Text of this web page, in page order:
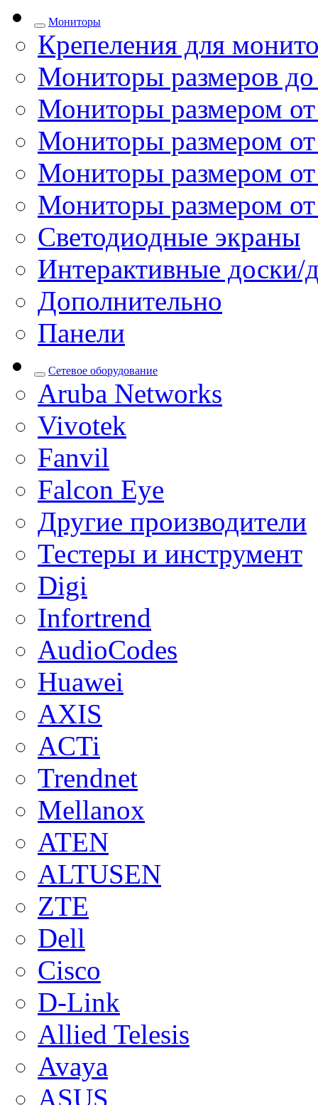
Мониторы
Крепеления для
Мониторы размеров
Мониторы размером
Мониторы размером
Мониторы размером
Мониторы размером
Светодиодные экраны
Интерактивные доски/
Дополнительно
Панели
Сетевое оборудование
Aruba Networks
Vivotek
Fanvil
Falcon Eye
Другие производители
Тестеры и инструмент
Digi
Infortrend
AudioCodes
Huawei
AXIS
ACTi
Trendnet
Mellanox
ATEN
ALTUSEN
ZTE
Dell
Cisco
D-Link
Allied Telesis
Avaya
ASUS